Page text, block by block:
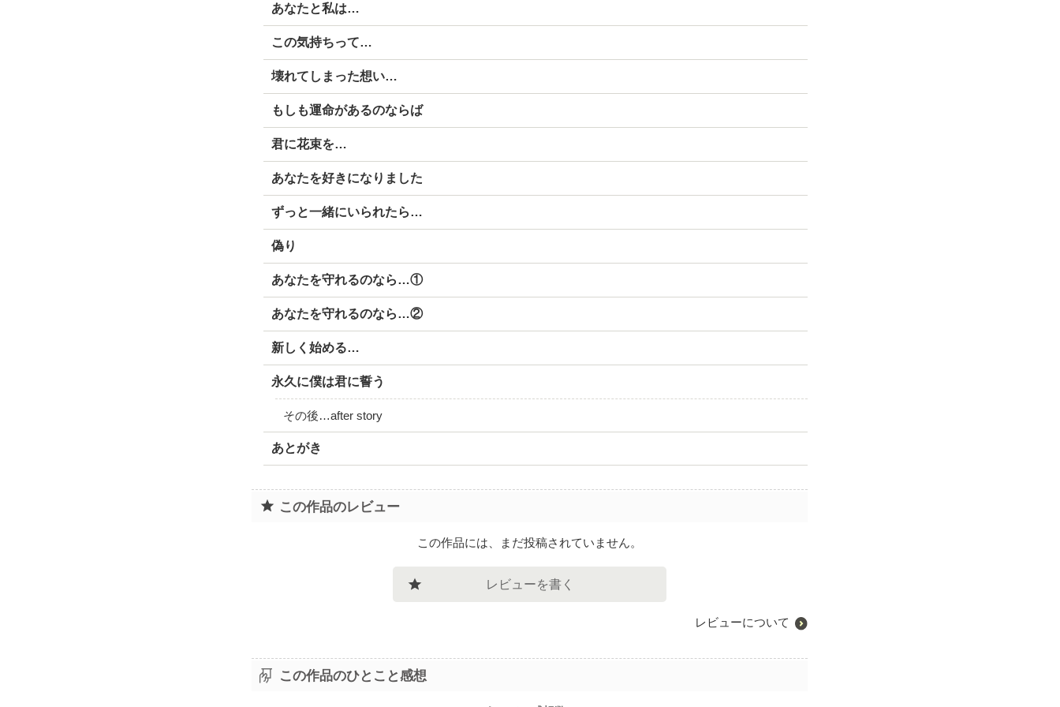
あなたと私は…
この気持ちって…
壊れてしまった想い…
もしも運命があるのならば
君に花束を…
あなたを好きになりました
ずっと一緒にいられたら…
偽り
あなたを守れるのなら…①
あなたを守れるのなら…②
新しく始める…
永久に僕は君に誓う
その後…after story
あとがき
この作品のレビュー
この作品には、まだ投稿されていません。
レビューを書く
レビューについて
この作品のひとこと感想